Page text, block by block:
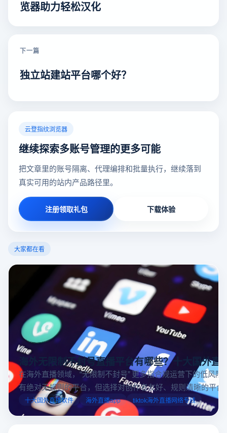
览器助力轻松汉化
下一篇
独立站建站平台哪个好？
云登指纹浏览器
继续探索多账号管理的更多可能
把文章里的账号隔离、代理编排和批量执行，继续落到
真实可用的站内产品路径里。
注册领取礼包 下载体验
大家都在看
海外无限制不封号直播平台有哪些？十大国外直
在海外直播领域，“无限制不封号” 更多指合规运营下的低风
有绝对无规则的平台，但选择对创作者友好、规则清晰的平台
业工具规避风险，能显著降低封号概率。以下推荐十大国外
台，并结合云登多开浏览器的功能，详解如何安全高效运营。
十大国外直播软件 海外直播app tiktok海外直播网络专线